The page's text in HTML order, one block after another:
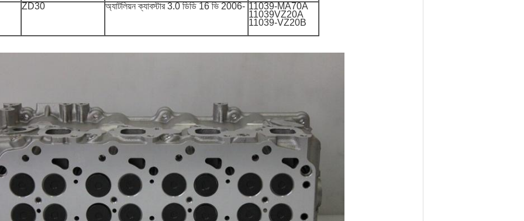
ZD30 অ্যাটলিয়ন ক্যাবস্টার 3.0 ডিডি 16 ভি 2006- 11039-MA70A
11039VZ20A
11039-VZ20B